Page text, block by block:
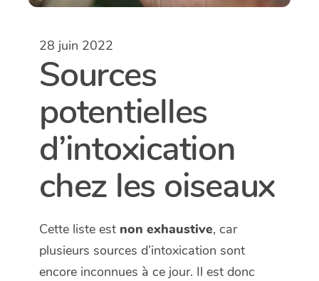
28 juin 2022
Sources
potentielles
d’intoxication
chez les oiseaux
Cette liste est non exhaustive, car
plusieurs sources d’intoxication sont
encore inconnues à ce jour. Il est donc